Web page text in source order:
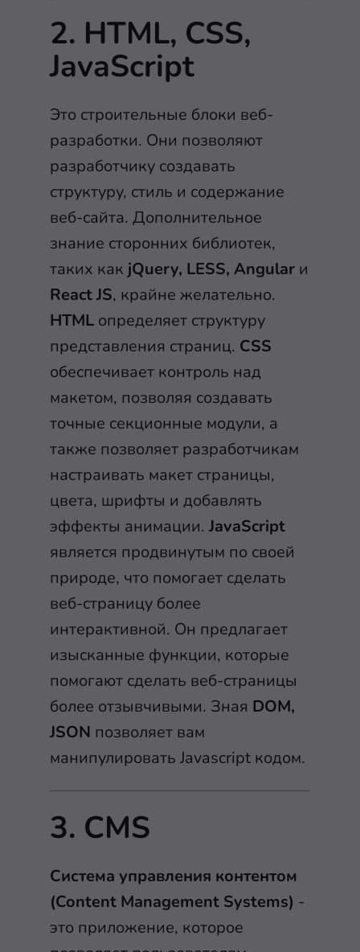
2. HTML, CSS,
JavaScript
Это строительные блоки веб-
разработки. Они позволяют
разработчику создавать
структуру, стиль и содержание
веб-сайта. Дополнительное
знание сторонних библиотек,
таких как jQuery, LESS, Angular и
React JS, крайне желательно.
HTML определяет структуру
представления страниц. CSS
обеспечивает контроль над
макетом, позволяя создавать
точные секционные модули, а
также позволяет разработчикам
настраивать макет страницы,
цвета, шрифты и добавлять
эффекты анимации. JavaScript
является продвинутым по своей
природе, что помогает сделать
веб-страницу более
интерактивной. Он предлагает
изысканные функции, которые
помогают сделать веб-страницы
более отзывчивыми. Зная DOM,
JSON позволяет вам
манипулировать Javascript кодом.
3. CMS
Система управления контентом
(Content Management Systems) -
это приложение, которое